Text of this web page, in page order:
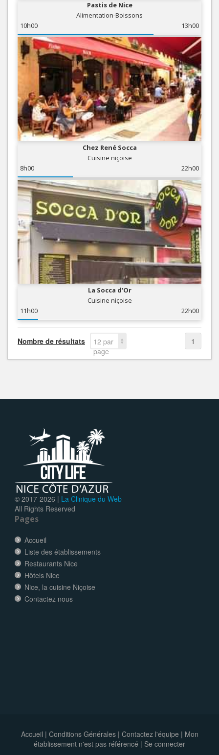
Pastis de Nice
Alimentation-Boissons
10h00
13h00
Chez René Socca
Cuisine niçoise
8h00
22h00
La Socca d'Or
Cuisine niçoise
11h00
22h00
Nombre de résultats
12 par
page
1
© 2017-2026 | La Clinique du Web
All Rights Reserved
Pages
Accueil
Liste des établissements
Restaurants Nice
Hôtels Nice
Nice, la cuisine Niçoise
Contactez nous
Accueil | Conditions Générales| Contactez l'équipe | Mon
établissement n'est pas référencé | Se connecter